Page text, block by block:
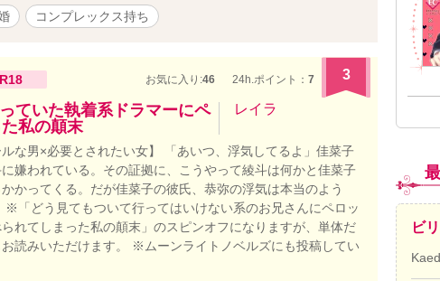
コンプレックス持ち
R18 お気に入り:46 24h.ポイント： 7 3
ていた執着系ドラマーにペ
私の顛末
レイラ
ルな男×必要とされたい女】 「あいつ、浮気してるよ」佳菜子
嫌われている。その証拠に、こうやって綾斗は何かと佳菜子
かってくる。だが佳菜子の彼氏、恭弥の浮気は本当のよう
「どう見てもついて行ってはいけない系のお兄さんにペロッ
られてしまった私の顛末」のスピンオフになりますが、単体だ
お読みいただけます。 ※ムーンライトノベルズにも投稿してい
ビ